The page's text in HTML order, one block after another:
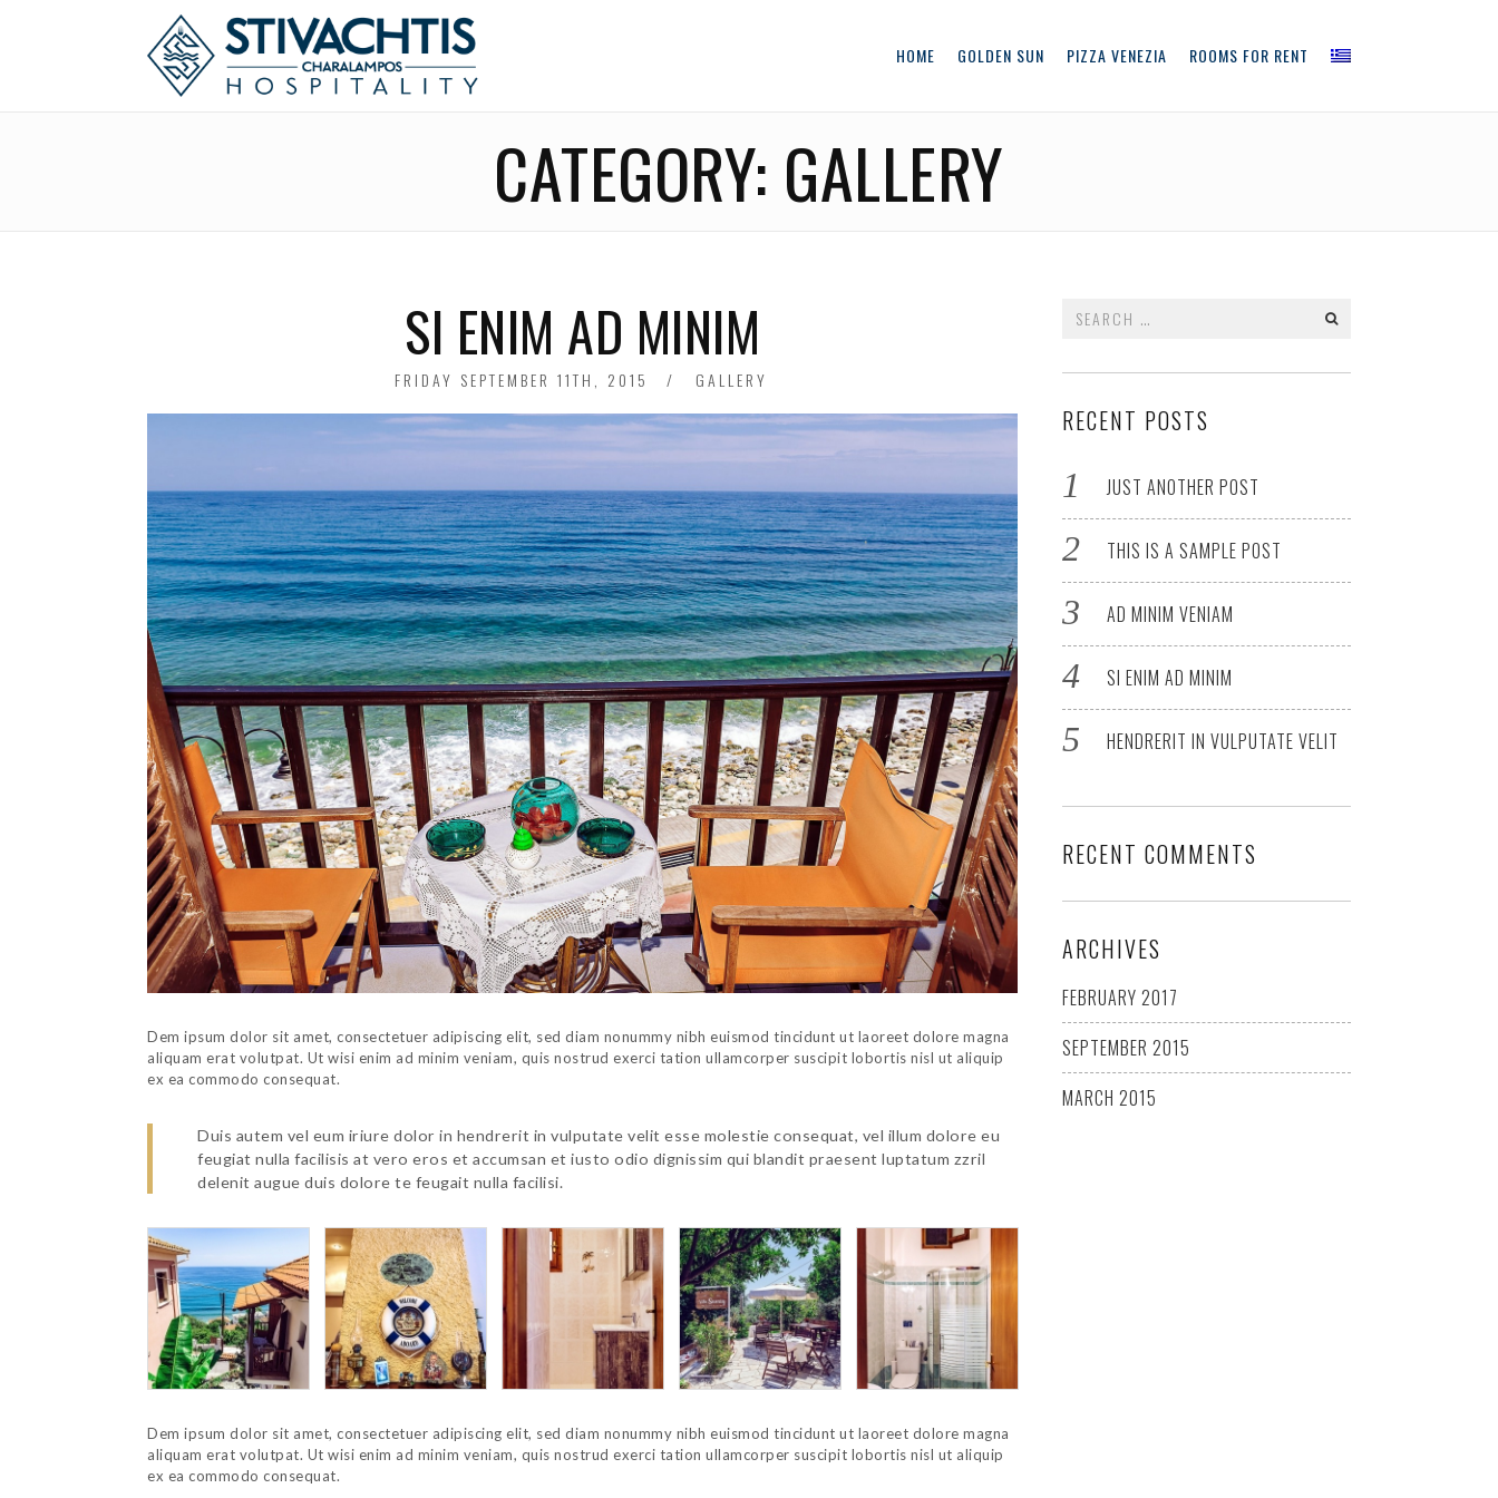
HOME GOLDEN SUN PIZZA VENEZIA ROOMS FOR RENT
CATEGORY: GALLERY
SI ENIM AD MINIM
POSTED
FRIDAY SEPTEMBER 11TH, 2015
FRIDAY
1ST,
GALLERY
Dem ipsum dolor sit amet, consectetuer adipiscing elit, sed diam nonummy nibh euismod tincidunt ut laoreet dolore magna
aliquam erat volutpat. Ut wisi enim ad minim veniam, quis nostrud exerci tation ullamcorper suscipit lobortis nisl ut aliquip
ex ea commodo consequat.
Duis autem vel eum iriure dolor in hendrerit in vulputate velit esse molestie consequat, vel illum dolore eu
feugiat nulla facilisis at vero eros et accumsan et iusto odio dignissim qui blandit praesent luptatum zzril
delenit augue duis dolore te feugait nulla facilisi.
Dem ipsum dolor sit amet, consectetuer adipiscing elit, sed diam nonummy nibh euismod tincidunt ut laoreet dolore magna
aliquam erat volutpat. Ut wisi enim ad minim veniam, quis nostrud exerci tation ullamcorper suscipit lobortis nisl ut aliquip
ex ea commodo consequat.
for:
RECENT POSTS
JUST ANOTHER POST
THIS IS A SAMPLE POST
AD MINIM VENIAM
SI ENIM AD MINIM
HENDRERIT IN VULPUTATE VELIT
RECENT COMMENTS
ARCHIVES
FEBRUARY 2017
SEPTEMBER 2015
MARCH 2015